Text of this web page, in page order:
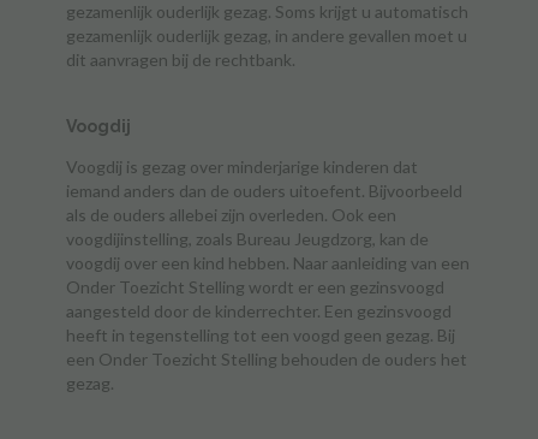
gezamenlijk ouderlijk gezag. Soms krijgt u automatisch
gezamenlijk ouderlijk gezag, in andere gevallen moet u
dit aanvragen bij de rechtbank.
Voogdij
Voogdij is gezag over minderjarige kinderen dat
iemand anders dan de ouders uitoefent. Bijvoorbeeld
als de ouders allebei zijn overleden. Ook een
voogdijinstelling, zoals Bureau Jeugdzorg, kan de
voogdij over een kind hebben. Naar aanleiding van een
Onder Toezicht Stelling wordt er een gezinsvoogd
aangesteld door de kinderrechter. Een gezinsvoogd
heeft in tegenstelling tot een voogd geen gezag. Bij
een Onder Toezicht Stelling behouden de ouders het
gezag.